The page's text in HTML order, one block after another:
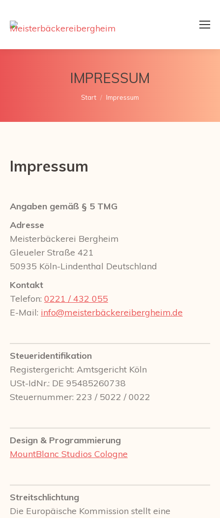
IMPRESSUM
Sie befinden sich hier:
Start Impressum
Impressum
Angaben gemäß § 5 TMG
Adresse
Meisterbäckerei Bergheim
Gleueler Straße 421
50935 Köln-Lindenthal Deutschland
Kontakt
Telefon: 0221 / 432 055
E-Mail: info@meisterbäckereibergheim.de
Steueridentifikation
Registergericht: Amtsgericht Köln
USt-IdNr.: DE 95485260738
Steuernummer: 223 / 5022 / 0022
Design & Programmierung
MountBlanc Studios Cologne
Streitschlichtung
Die Europäische Kommission stellt eine